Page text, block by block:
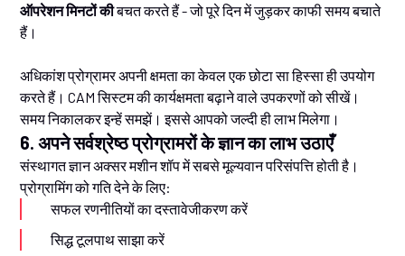
ऑपरेशन मिनटों कीबचत करते हैं - जो पूरे दिन में जुड़कर काफी समय बचाते
हैं।
अधिकांश प्रोग्रामर अपनी क्षमता का केवल एक छोटा सा हिस्सा ही उपयोग
करते हैं। CAM सिस्टम की कार्यक्षमता बढ़ाने वाले उपकरणों को सीखें।
समय निकालकर इन्हें समझें। इससे आपको जल्दी ही लाभ मिलेगा।
6. अपने सर्वश्रेष्ठ प्रोग्रामरों के ज्ञान का लाभ उठाएँ
संस्थागत ज्ञान अक्सर मशीन शॉप में सबसे मूल्यवान परिसंपत्ति होती है।
प्रोग्रामिंग को गति देने के लिए:
सफल रणनीतियों का दस्तावेजीकरण करें
सिद्ध टूलपाथ साझा करें